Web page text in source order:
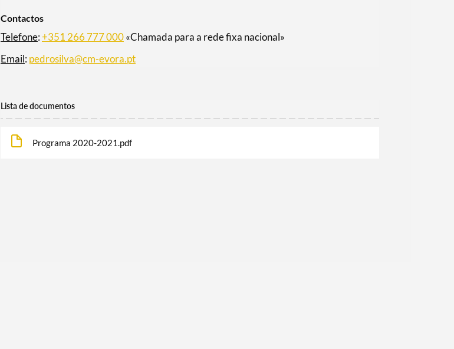
Contactos
Telefone:+351 266 777 000«Chamada para a rede fixa nacional»
Email: pedrosilva@cm-evora.pt
Lista de documentos
Programa 2020-2021.pdf